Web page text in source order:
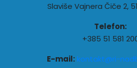
Slaviše Vajnera Čiče 2,
Telefon:
+385 51 581
E-mail: kontakt@ri-